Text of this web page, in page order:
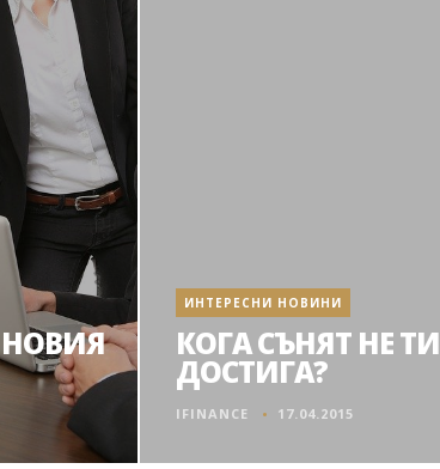
ИНТЕРЕСНИ НОВИНИ
КОГА СЪНЯТ НЕ ТИ
ДОСТИГА?
IFINANCE 17.04.2015